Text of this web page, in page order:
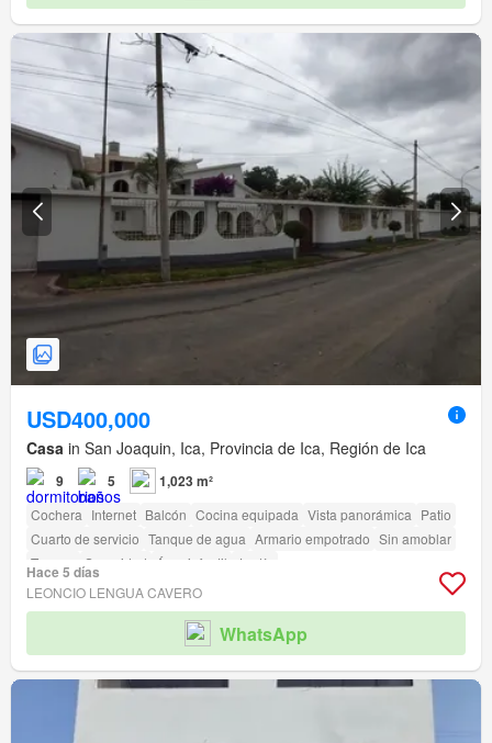
USD400,000
Casa in San Joaquin, Ica, Provincia de Ica, Región de Ica
9 5 1,023 m²
Cochera Internet Balcón Cocina equipada Vista panorámica Patio
Cuarto de servicio Tanque de agua Armario empotrado Sin amoblar
Terraza
Seguridad Área infantil Jardín
Hace 5 días
LEONCIO LENGUA CAVERO
WhatsApp